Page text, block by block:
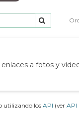
a fotos y
utilizando los API (ver API